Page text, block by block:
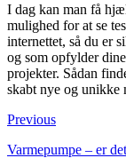
I dag kan man få
mulighed for at se
internettet, så du er
og som opfylder
projekter. Sådan
skabt nye og unikke
Previous
Varmepumpe – er